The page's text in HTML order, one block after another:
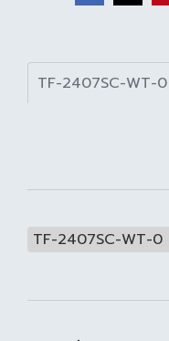
TF-2407SC-WT-0